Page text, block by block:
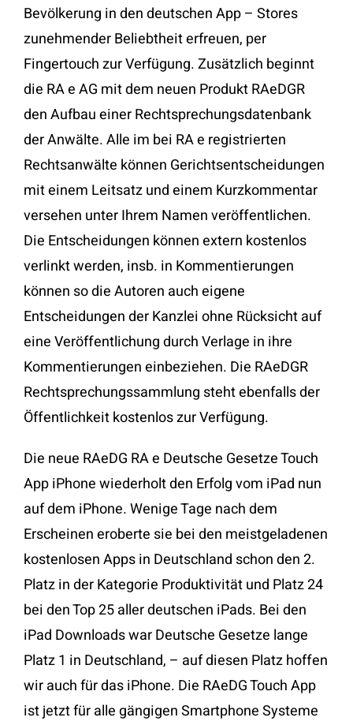
Bevölkerung in den deutschen App – Stores
zunehmender Beliebtheit erfreuen, per
Fingertouch zur Verfügung. Zusätzlich beginnt
die RA e AG mit dem neuen Produkt RAeDGR
den Aufbau einer Rechtsprechungsdatenbank
der Anwälte. Alle im bei RA e registrierten
Rechtsanwälte können Gerichtsentscheidungen
mit einem Leitsatz und einem Kurzkommentar
versehen unter Ihrem Namen veröffentlichen.
Die Entscheidungen können extern kostenlos
verlinkt werden, insb. in Kommentierungen
können so die Autoren auch eigene
Entscheidungen der Kanzlei ohne Rücksicht auf
eine Veröffentlichung durch Verlage in ihre
Kommentierungen einbeziehen. Die RAeDGR
Rechtsprechungssammlung steht ebenfalls der
Öffentlichkeit kostenlos zur Verfügung.
Die neue RAeDG RA e Deutsche Gesetze Touch
App iPhone wiederholt den Erfolg vom iPad nun
auf dem iPhone. Wenige Tage nach dem
Erscheinen eroberte sie bei den meistgeladenen
kostenlosen Apps in Deutschland schon den 2.
Platz in der Kategorie Produktivität und Platz 24
bei den Top 25 aller deutschen iPads. Bei den
iPad Downloads war Deutsche Gesetze lange
Platz 1 in Deutschland, – auf diesen Platz hoffen
wir auch für das iPhone. Die RAeDG Touch App
ist jetzt für alle gängigen Smartphone Systeme